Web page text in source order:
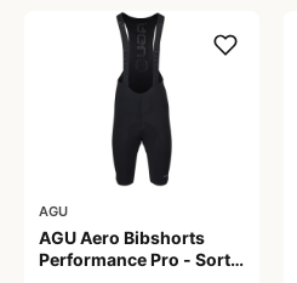
AGU
AGU Aero Bibshorts
Performance Pro - Sort -